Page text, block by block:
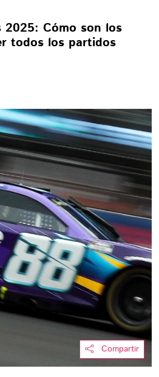
2025: Cómo son los
todos los partidos
Compartir